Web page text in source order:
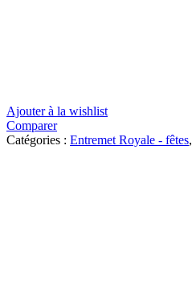
Ajouter à la wishlist
Comparer
Catégories : Entremet Royale - fêtes,